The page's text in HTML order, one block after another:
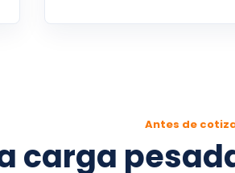
Antes de
carga